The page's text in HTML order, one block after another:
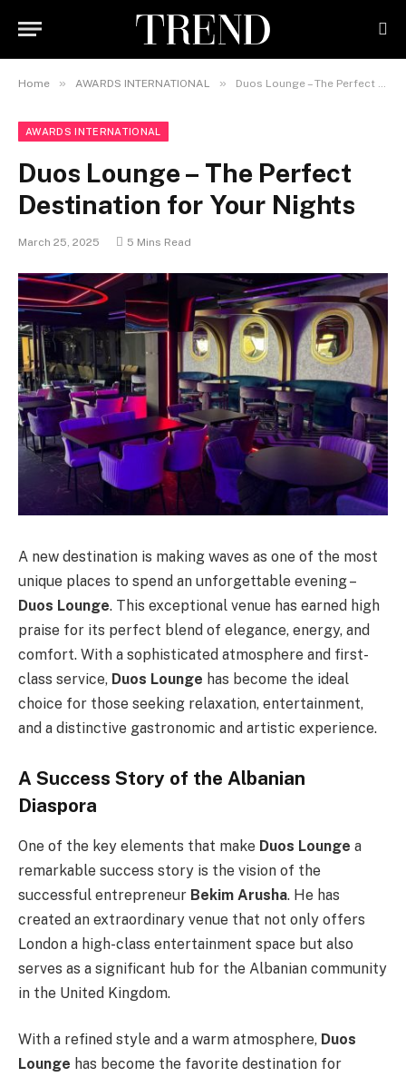
Home » AWARDS INTERNATIONAL » Duos Lounge – The Perfect Destination for Your Nights
AWARDS INTERNATIONAL
Duos Lounge – The Perfect
Destination for Your Nights
March 25, 2025 5 Mins Read
A new destination is making waves as one of the most
unique places to spend an unforgettable evening –
Duos Lounge. This exceptional venue has earned high
praise for its perfect blend of elegance, energy, and
comfort. With a sophisticated atmosphere and first-
class service, Duos Lounge has become the ideal
choice for those seeking relaxation, entertainment,
and a distinctive gastronomic and artistic experience.
A Success Story of the Albanian
Diaspora
One of the key elements that make Duos Lounge a
remarkable success story is the vision of the
successful entrepreneur Bekim Arusha. He has
created an extraordinary venue that not only offers
London a high-class entertainment space but also
serves as a significant hub for the Albanian community
in the United Kingdom.
With a refined style and a warm atmosphere, Duos
Lounge has become the favorite destination for